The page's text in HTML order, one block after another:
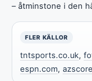
– åtminstone i den
FLER KÄLLOR
tntsports.co.uk,
espn.com,